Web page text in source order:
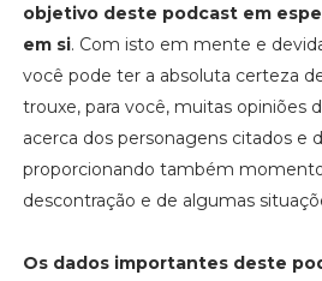
objetivo deste podcast em
em si. Com isto em mente e
você pode ter a absoluta certeza
trouxe, para você, muitas opiniões
acerca dos personagens citados e
proporcionando também
descontração e de algumas
Os dados importantes deste